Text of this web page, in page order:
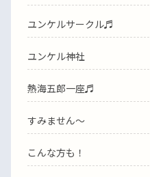
ユンケルサークル♬
ユンケル神社
熱海五郎一座♬
すみません〜
こんな方も！